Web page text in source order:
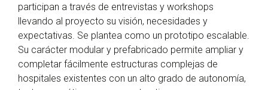
participan a través de entrevistas y workshops
llevando al proyecto su visión, necesidades y
expectativas. Se plantea como un prototipo escalable.
Su carácter modular y prefabricado permite ampliar y
completar fácilmente estructuras complejas de
hospitales existentes con un alto grado de autonomía,